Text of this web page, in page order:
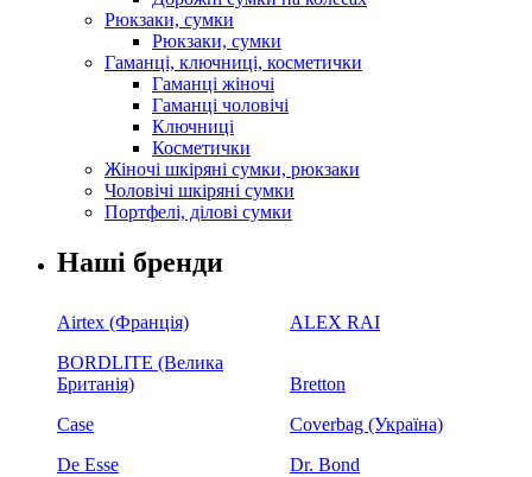
Рюкзаки, сумки
Рюкзаки, сумки
Гаманці, ключниці, косметички
Гаманці жіночі
Гаманці чоловічі
Ключниці
Косметички
Жіночі шкіряні сумки, рюкзаки
Чоловічі шкіряні сумки
Портфелі, ділові сумки
Наші бренди
Airtex (Франція)
ALEX RAI
BORDLITE (Велика
Британія)
Bretton
Case
Coverbag (Україна)
De Esse
Dr. Bond